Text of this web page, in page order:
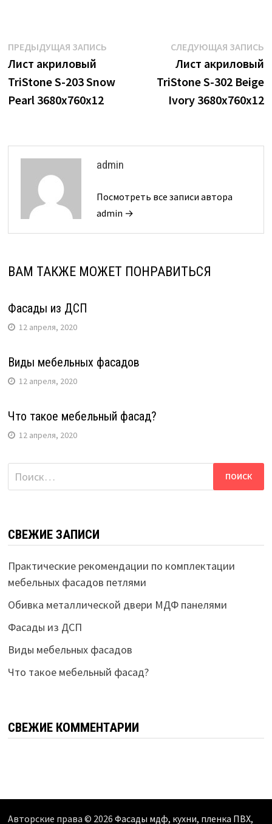
Навигация
по
записям
ПРЕДЫДУЩАЯ ЗАПИСЬПредыдущая
Лист акриловый
TriStone S-203 Snow
Pearl 3680х760х12
СЛЕДУЮЩАЯ ЗАПИСЬ
Лист акриловый
TriStone S-302 Beige
Ivory 3680х760х12
admin
Посмотреть все записи автора
admin →
ВАМ ТАКЖЕ МОЖЕТ ПОНРАВИТЬСЯ
Фасады из ДСП
12 апреля, 2020
Виды мебельных фасадов
12 апреля, 2020
Что такое мебельный фасад?
12 апреля, 2020
Найти:
СВЕЖИЕ ЗАПИСИ
Практические рекомендации по комплектации
мебельных фасадов петлями
Обивка металлической двери МДФ панелями
Фасады из ДСП
Виды мебельных фасадов
Что такое мебельный фасад?
СВЕЖИЕ КОММЕНТАРИИ
Авторские права © 2026 Фасады мдф, кухни, пленка ПВХ,